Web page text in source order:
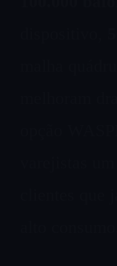
malha
melhoram
opção
varejistas
clientes